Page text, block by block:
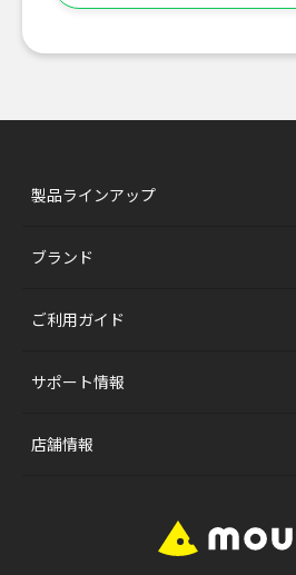
製品ラインアップ
ブランド
ご利用ガイド
サポート情報
店舗情報